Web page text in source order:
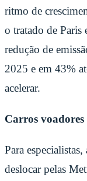
ritmo de
o tratado de Paris
redução de
2025 e em 43%
acelerar.
Carros voadores
Para
deslocar pelas